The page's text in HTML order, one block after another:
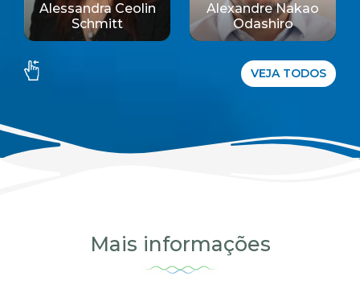
Alessandra Ceolin
Schmitt
Alexandre Nakao
Odashiro
VEJA TODOS
Mais informações